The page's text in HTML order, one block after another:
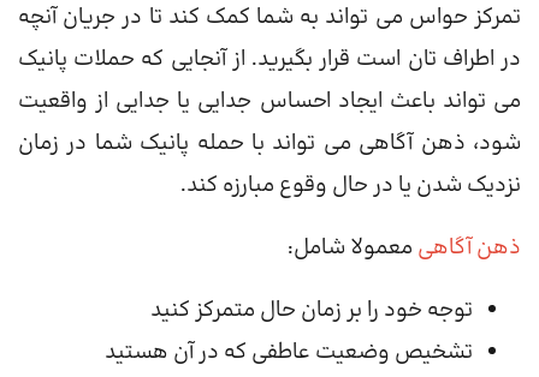
تمرکز حواس می تواند به شما کمک کند تا در جریان آنچه
در اطراف تان است قرار بگیرید. از آنجایی که حملات پانیک
می تواند باعث ایجاد احساس جدایی یا جدایی از واقعیت
شود، ذهن آگاهی می تواند با حمله پانیک شما در زمان
نزدیک شدن یا در حال وقوع مبارزه کند.
ذهن آگاهی معمولا شامل:
توجه خود را بر زمان حال متمرکز کنید
تشخیص وضعیت عاطفی که در آن هستید